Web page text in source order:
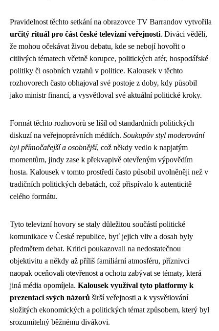
Pravidelnost těchto setkání na obrazovce TV Barrandov vytvořila
určitý rituál pro část české televizní veřejnosti. Diváci věděli,
že mohou očekávat živou debatu, kde se nebojí hovořit o
citlivých tématech včetně korupce, politických afér, hospodářské
politiky či osobních vztahů v politice. Kalousek v těchto
rozhovorech často obhajoval své postoje z doby, kdy působil
jako ministr financí, a vysvětloval své aktuální politické kroky.
Formát těchto rozhovorů se lišil od standardních politických
diskuzí na veřejnoprávních médiích. Soukupův styl moderování
byl přímočařejší a osobnější, což někdy vedlo k napjatým
momentům, jindy zase k překvapivě otevřeným výpovědím
hosta. Kalousek v tomto prostředí často působil uvolněněji než v
tradičních politických debatách, což přispívalo k autenticitě
celého formátu.
Tyto televizní hovory se staly důležitou součástí politické
komunikace v České republice, byť jejich vliv a dosah byly
předmětem debat. Kritici poukazovali na nedostatečnou
objektivitu a někdy až příliš familiární atmosféru, příznivci
naopak oceňovali otevřenost a ochotu zabývat se tématy, která
jiná média opomíjela. Kalousek využíval tyto platformy k
prezentaci svých názorů širší veřejnosti a k vysvětlování
složitých ekonomických a politických témat způsobem, který byl
srozumitelný běžnému divákovi.